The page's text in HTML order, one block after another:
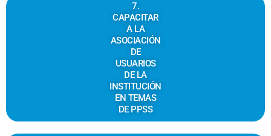
7.
CAPACITAR
A LA
ASOCIACIÓN
DE
USUARIOS
DE LA
INSTITUCIÓN
EN TEMAS
DE PPSS